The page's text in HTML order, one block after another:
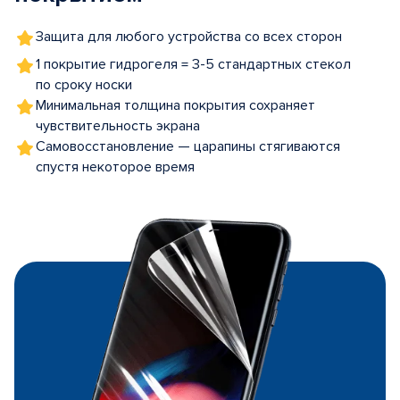
Защита для любого устройства со всех сторон
1 покрытие гидрогеля = 3-5 стандартных стекол
по сроку носки
Минимальная толщина покрытия сохраняет
чувствительность экрана
Самовосстановление — царапины стягиваются
спустя некоторое время